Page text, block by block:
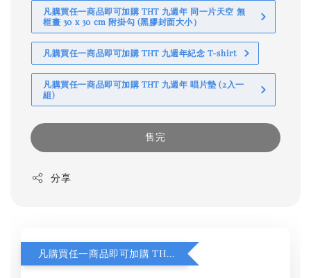
凡購買任一商品即可加購 THT 九週年 同一片天空 無
框畫 30 x 30 cm 附掛勾 (黑膠封面大小）
凡購買任一商品即可加購 THT 九週年紀念 T-shirt
凡購買任一商品即可加購 THT 九週年 唱片墊 (2入一
組)
售完
分享
凡購買任一商品即可加購 THT 九週年 同一片天空 無框畫 30 x 30 cm 附掛勾 (黑膠封面大小）